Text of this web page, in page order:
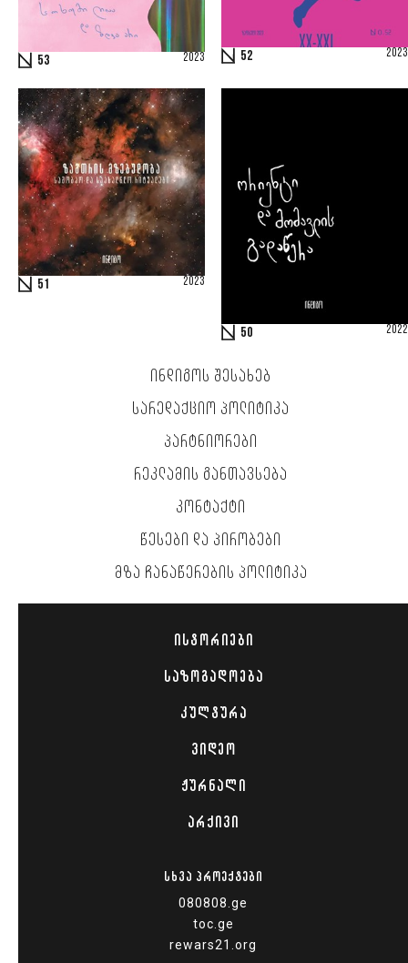
53 2023 52 2023
51 2023
50 2022
ᲘᲜᲓᲘᲒᲝᲡ ᲨᲔᲡᲐᲮᲔᲑ
ᲡᲐᲠᲔᲓᲐᲥᲪᲘᲝ ᲞᲝᲚᲘᲢᲘᲙᲐ
ᲞᲐᲠᲢᲜᲘᲝᲠᲔᲑᲘ
ᲠᲔᲙᲚᲐᲛᲘᲡ ᲒᲐᲜᲗᲐᲕᲡᲔᲑᲐ
ᲙᲝᲜᲢᲐᲥᲢᲘ
ᲬᲔᲡᲔᲑᲘ ᲓᲐ ᲞᲘᲠᲝᲑᲔᲑᲘ
ᲛᲖᲐ ᲩᲐᲜᲐᲬᲔᲠᲔᲑᲘᲡ ᲞᲝᲚᲘᲢᲘᲙᲐ
ᲘᲡᲢᲝᲠᲘᲔᲑᲘ
ᲡᲐᲖᲝᲒᲐᲓᲝᲔᲑᲐ
ᲙᲣᲚᲢᲣᲠᲐ
ᲕᲘᲓᲔᲝ
ᲟᲣᲠᲜᲐᲚᲘ
ᲐᲠᲥᲘᲕᲘ
ᲡᲮᲕᲐ ᲞᲠᲝᲔᲥᲢᲔᲑᲘ
080808.ge
toc.ge
rewars21.org